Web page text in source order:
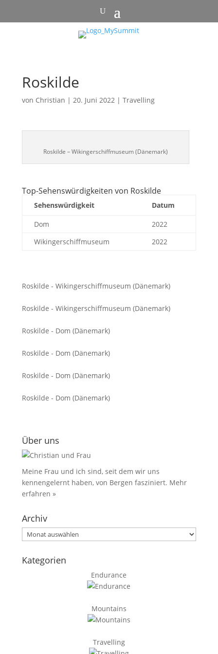
Roskilde
von Christian | 20. Juni 2022| Travelling
Roskilde – Wikingerschiffmuseum (Dänemark)
Top-Sehenswürdigkeiten von Roskilde
Sehenswürdigkeit Datum
Dom
2022
Wikingerschiffmuseum
2022
Roskilde - Wikingerschiffmuseum (Dänemark)
Roskilde - Wikingerschiffmuseum (Dänemark)
Roskilde - Dom (Dänemark)
Roskilde - Dom (Dänemark)
Roskilde - Dom (Dänemark)
Roskilde - Dom (Dänemark)
Über uns
Meine Frau und ich sind, seit dem wir uns
kennengelernt haben, von Bergen fasziniert. Mehr
erfahren »
Archiv
Archiv
Kategorien
Endurance
Mountains
Travelling